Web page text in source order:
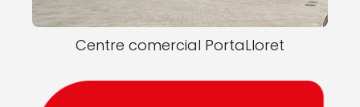
Centre comercial PortaLloret